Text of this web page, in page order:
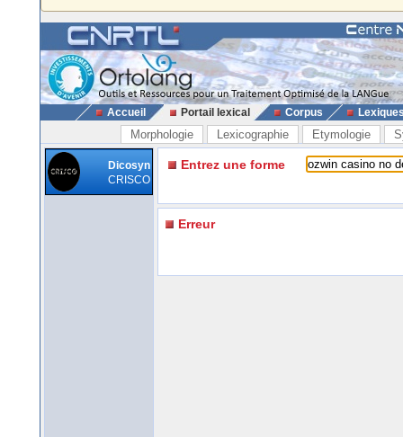
Accueil Portail lexical Corpus
Morphologie Lexicographie Etymologie
Dicosyn
CRISCO
Entrez une forme
Erreur